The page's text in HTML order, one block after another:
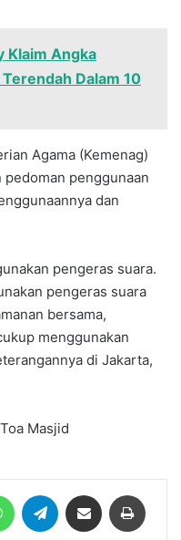
Klaim Angka
Dalam 10
Agama (Kemenag)
penggunaan
dan
pengeras suara.
pengeras suara
bersama,
menggunakan
di Jakarta,
Toa Masjid
WhatsAppTelegram Share via Email